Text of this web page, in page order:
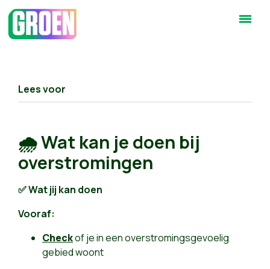
Lees voor
🌧️ Wat kan je doen bij
overstromingen
✅ Wat jij kan doen
Vooraf:
Checkof je in een overstromingsgevoelig
gebied woont